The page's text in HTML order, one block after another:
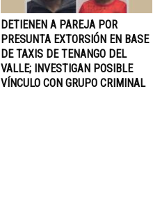
DETIENEN A PAREJA POR
PRESUNTA EXTORSIÓN EN BASE
DE TAXIS DE TENANGO DEL
VALLE; INVESTIGAN POSIBLE
VÍNCULO CON GRUPO CRIMINAL